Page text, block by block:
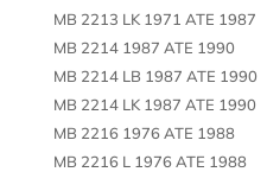
MB 2213 LK 1971 ATE 1987
MB 2214 1987 ATE 1990
MB 2214 LB 1987 ATE 1990
MB 2214 LK 1987 ATE 1990
MB 2216 1976 ATE 1988
MB 2216 L 1976 ATE 1988